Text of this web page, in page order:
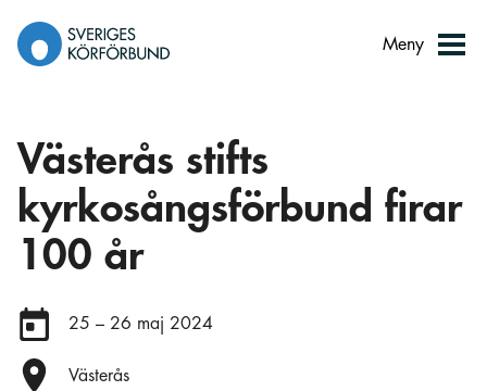
innehåll
Meny
Västerås stifts
kyrkosångsförbund firar
100 år
Datum:
25 – 26 maj 2024
Plats:
Västerås